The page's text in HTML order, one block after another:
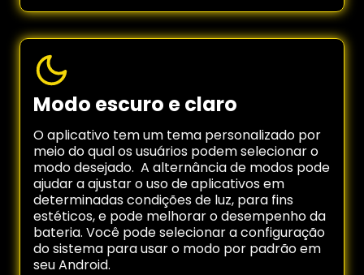
Modo escuro e claro
O aplicativo tem um tema personalizado por
meio do qual os usuários podem selecionar o
modo desejado. A alternância de modos pode
ajudar a ajustar o uso de aplicativos em
determinadas condições de luz, para fins
estéticos, e pode melhorar o desempenho da
bateria. Você pode selecionar a configuração
do sistema para usar o modo por padrão em
seu Android.